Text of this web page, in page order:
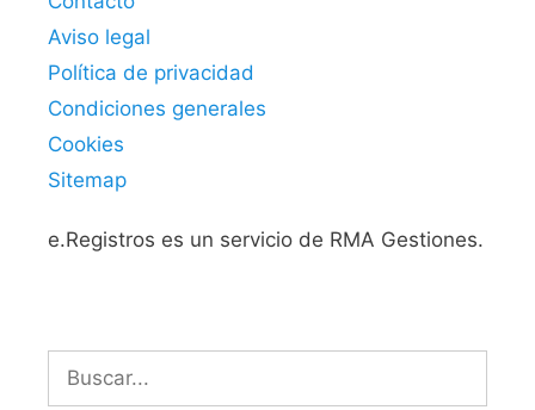
Aviso legal
Política de privacidad
Condiciones generales
Cookies
Sitemap
e.Registros es un servicio de RMA Gestiones.
Buscar: